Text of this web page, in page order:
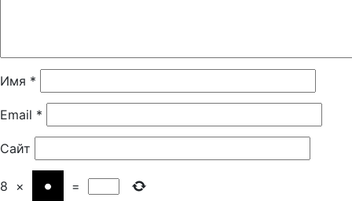
Имя *
Email *
Сайт
8 × =